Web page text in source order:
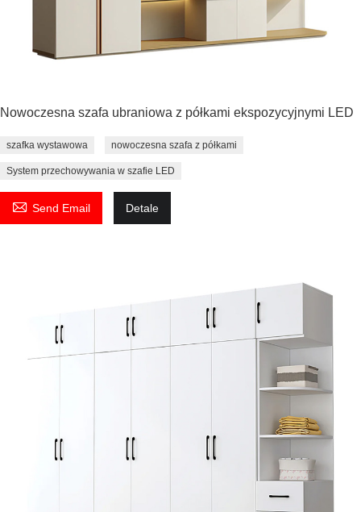
Nowoczesna szafa ubraniowa z półkami ekspozycyjnymi LED
szafka wystawowa nowoczesna szafa z półkami
System przechowywania w szafie LED
 Send Email Detale